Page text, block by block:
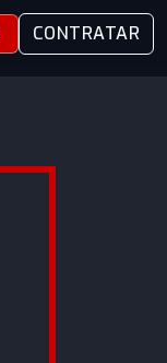
CONTRATAR